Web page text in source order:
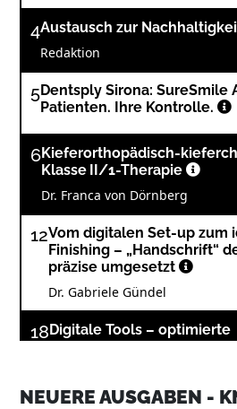
4Austausch zur
Redaktion
5Dentsply Sirona: SureSmile
Patienten. Ihre Kontrolle.
6Kieferorthopädisch-
Klasse II/1-Therapie
Dr. Franca von Dörnberg
12Vom digitalen Set-up zum
Finishing – „Handschrift“
präzise umgesetzt
Dr. Gabriele Gündel
18 Digitale Tools – optimierte
Rafi Romano DMD, M.Sc.
NEUERE AUSGABEN -